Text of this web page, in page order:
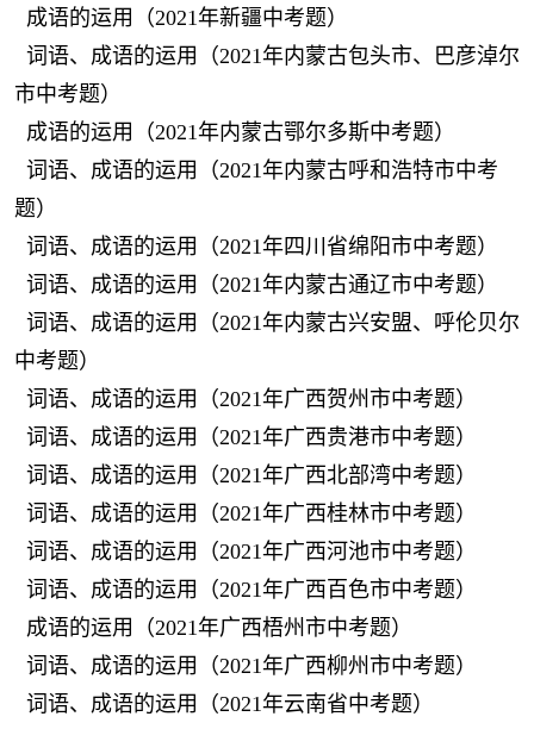
成语的运用（2021年新疆中考题）
词语、成语的运用（2021年内蒙古包头市、巴彦淖尔
市中考题）
成语的运用（2021年内蒙古鄂尔多斯中考题）
词语、成语的运用（2021年内蒙古呼和浩特市中考
题）
词语、成语的运用（2021年四川省绵阳市中考题）
词语、成语的运用（2021年内蒙古通辽市中考题）
词语、成语的运用（2021年内蒙古兴安盟、呼伦贝尔
中考题）
词语、成语的运用（2021年广西贺州市中考题）
词语、成语的运用（2021年广西贵港市中考题）
词语、成语的运用（2021年广西北部湾中考题）
词语、成语的运用（2021年广西桂林市中考题）
词语、成语的运用（2021年广西河池市中考题）
词语、成语的运用（2021年广西百色市中考题）
成语的运用（2021年广西梧州市中考题）
词语、成语的运用（2021年广西柳州市中考题）
词语、成语的运用（2021年云南省中考题）